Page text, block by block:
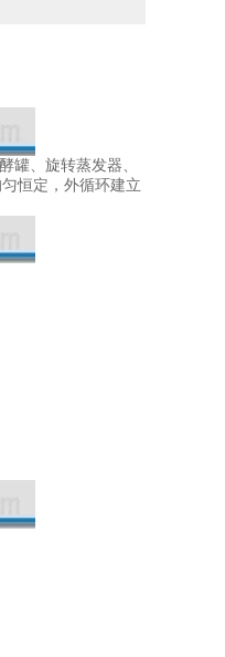
罐、旋转蒸发器、
恒定，外循环建立